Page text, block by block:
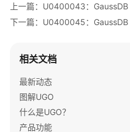
语
句
换
配
置
管
上一篇：U0400043：
下一篇：U0400045：
相关文档
最新动态
图解UGO
什么是UGO？
产品功能